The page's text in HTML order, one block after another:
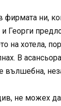
фирмата ни,
Георги
на хотела,
В
вълшебна,
не можех да